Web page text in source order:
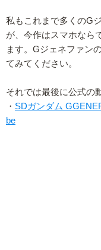
私もこれまで多くのG
が、今作はスマホなら
ます。Gジェネファン
てみてください。
それでは最後に公式の
・ SDガンダム
be